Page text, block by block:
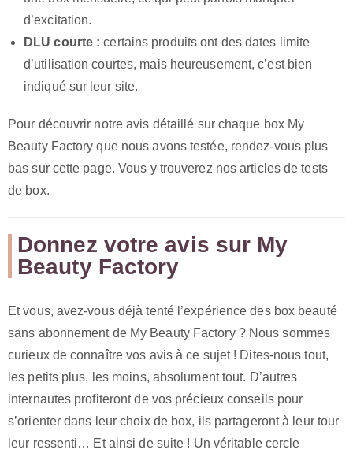
d’excitation.
DLU courte : certains produits ont des dates limite
d’utilisation courtes, mais heureusement, c’est bien
indiqué sur leur site.
Pour découvrir notre avis détaillé sur chaque box My
Beauty Factory que nous avons testée, rendez-vous plus
bas sur cette page. Vous y trouverez nos articles de tests
de box.
Donnez votre avis sur My
Beauty Factory
Et vous, avez-vous déjà tenté l’expérience des box beauté
sans abonnement de My Beauty Factory ? Nous sommes
curieux de connaître vos avis à ce sujet ! Dites-nous tout,
les petits plus, les moins, absolument tout. D’autres
internautes profiteront de vos précieux conseils pour
s’orienter dans leur choix de box, ils partageront à leur tour
leur ressenti… Et ainsi de suite ! Un véritable cercle